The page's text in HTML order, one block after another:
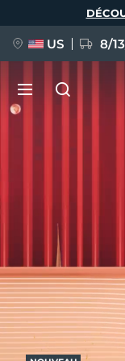
US 8/
FAQ™ Pure
issa™ Teeth
Français
Polski
Türkçe